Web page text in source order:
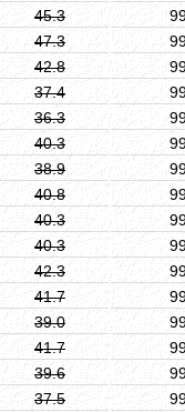
45.3
47.3
42.8
37.4
36.3
40.3
38.9
40.8
40.3
40.3
42.3
41.7
39.0
41.7
39.6
37.5